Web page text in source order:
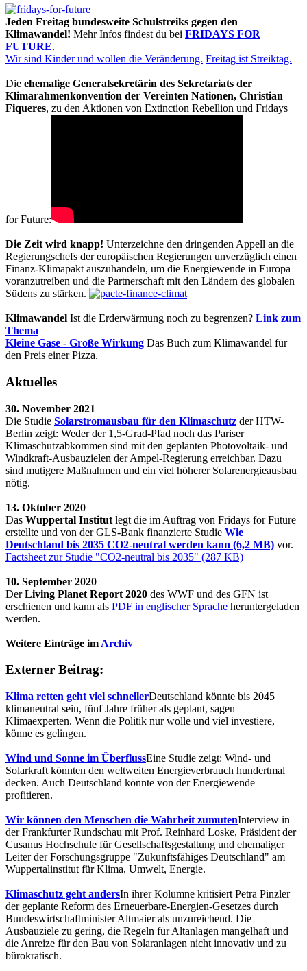
Jeden Freitag bundesweite Schulstreiks gegen den
Klimawandel! Mehr Infos findest du bei FRIDAYS FOR
FUTURE.
Wir sind Kinder und wollen die Veränderung. Freitag ist Streiktag.
Die ehemalige Generalsekretärin des Sekretariats der
Klimarahmenkonvention der Vereinten Nationen, Christian
Fiqueres, zu den Aktionen von Extinction Rebellion und Fridays
for Future:
Die Zeit wird knapp! Unterzeichne den dringenden Appell an die
Regierungschefs der europäischen Regierungen unverzüglich einen
Finanz-Klimapakt auszuhandeln, um die Energiewende in Europa
voranzutreiben und die Partnerschaft mit den Ländern des globalen
Südens zu stärken.
Klimawandel Ist die Erderwärmung noch zu begrenzen? Link zum
Thema
Kleine Gase - Große Wirkung Das Buch zum Klimawandel für
den Preis einer Pizza.
Aktuelles
30. November 2021
Die Studie Solarstromausbau für den Klimaschutz der HTW-
Berlin zeigt: Weder der 1,5-Grad-Pfad noch das Pariser
Klimaschutzabkommen sind mit den geplanten Photovoltaik- und
Windkraft-Ausbauzielen der Ampel-Regierung erreichbar. Dazu
sind mutigere Maßnahmen und ein viel höherer Solarenergieausbau
nötig.
13. Oktober 2020
Das Wuppertal Institut legt die im Auftrag von Fridays for Future
erstellte und von der GLS-Bank finanzierte Studie Wie
Deutschland bis 2035 CO2-neutral werden kann (6,2 MB) vor.
Factsheet zur Studie "CO2-neutral bis 2035" (287 KB)
10. September 2020
DerLiving Planet Report 2020 des WWF und des GFN ist
erschienen und kann als PDF in englischer Sprache heruntergeladen
werden.
Weitere Einträge im Archiv
Externer Beitrag:
Klima retten geht viel schnellerDeutschland könnte bis 2045
klimaneutral sein, fünf Jahre früher als geplant, sagen
Klimaexperten. Wenn die Politik nur wolle und viel investiere,
könne es gelingen.
Wind und Sonne im ÜberflussEine Studie zeigt: Wind- und
Solarkraft könnten den weltweiten Energieverbrauch hundertmal
decken. Auch Deutschland könnte von der Energiewende
profitieren.
Wir können den Menschen die Wahrheit zumutenInterview in
der Frankfurter Rundschau mit Prof. Reinhard Loske, Präsident der
Cusanus Hochschule für Gesellschaftsgestaltung und ehemaliger
Leiter der Forschungsgruppe "Zukunftsfähiges Deutschland" am
Wuppertalinstitut für Klima, Umwelt, Energie.
Klimaschutz geht andersIn ihrer Kolumne kritisiert Petra Pinzler
der geplante Reform des Erneuerbare-Energien-Gesetzes durch
Bundeswirtschaftminister Altmaier als unzureichend. Die
Ausbauziele zu gering, die Regeln für Altanlagen mangelhaft und
die Anreize für den Bau von Solaranlagen nicht innovativ und zu
bürokratisch.